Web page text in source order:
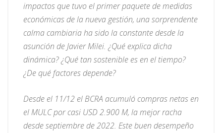
impactos que tuvo el primer paquete de medidas
económicas de la nueva gestión, una sorprendente
calma cambiaria ha sido la constante desde la
asunción de Javier Milei. ¿Qué explica dicha
dinámica? ¿Qué tan sostenible es en el tiempo?
¿De qué factores depende?
Desde el 11/12 el BCRA acumuló compras netas en
el MULC por casi USD 2.900 M, la mejor racha
desde septiembre de 2022. Este buen desempeño